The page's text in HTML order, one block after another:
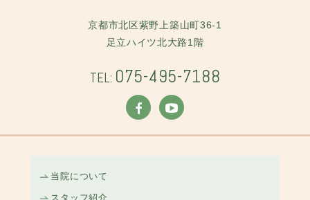
京都市北区紫野上築山町36-1
足立ハイツ北大路1階
TEL: 075-495-7188
当院について
スタッフ紹介